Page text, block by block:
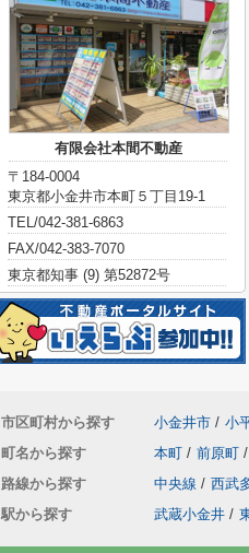
有限会社本間不動産
〒184-0004
東京都小金井市本町５丁目19-1
TEL/042-381-6863
FAX/042-383-7070
東京都知事 (9) 第52872号
市区町村から探す 小金井市 / 小
町名から探す
本町 / 前原町 /
路線から探す
中央線 / 西武
駅から探す
武蔵小金井 /